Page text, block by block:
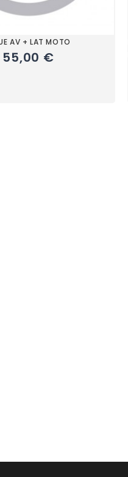
AV + LAT MOTO
55,00 €